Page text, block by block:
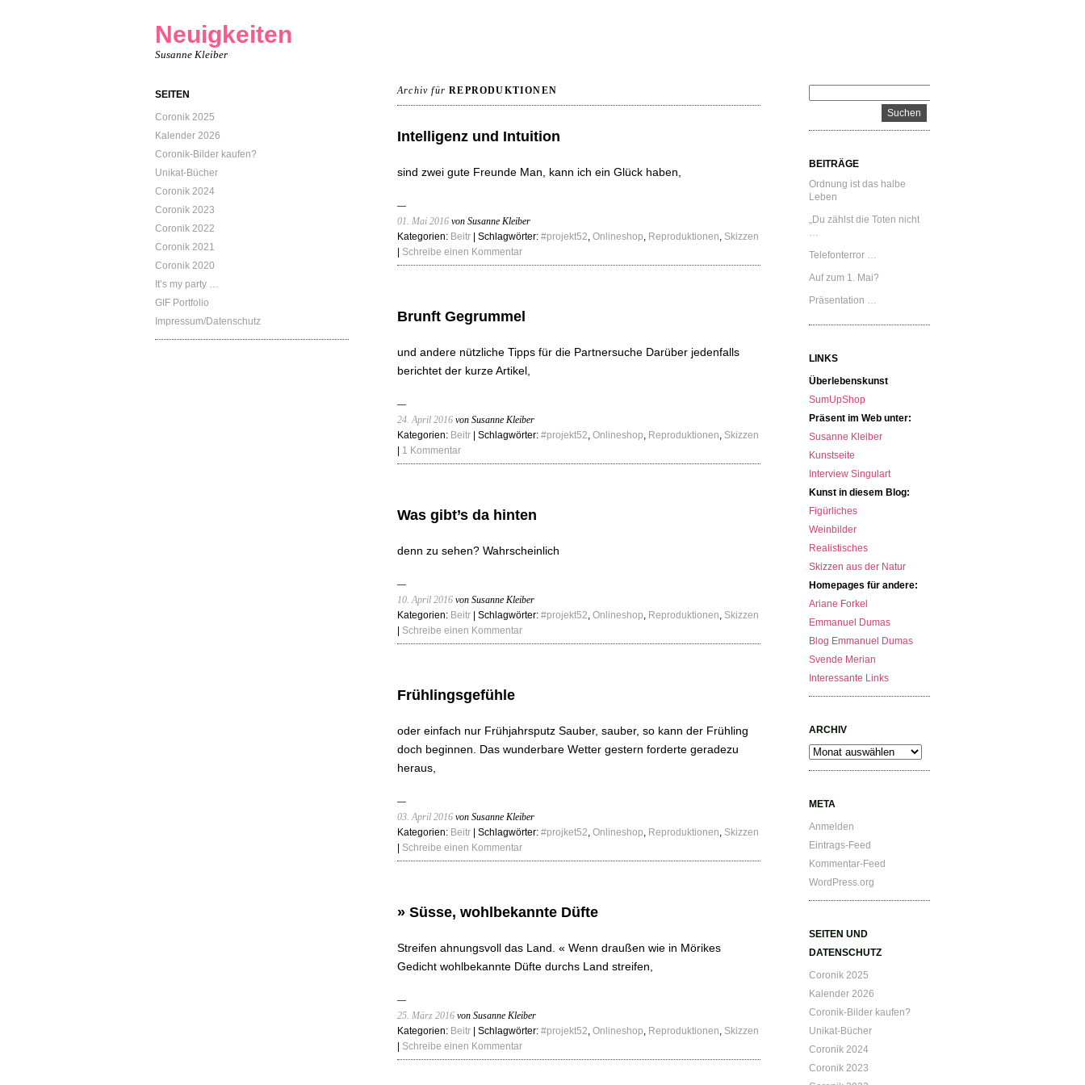
Neuigkeiten
Susanne Kleiber
SEITEN
Coronik 2025
Kalender 2026
Coronik-Bilder kaufen?
Unikat-Bücher
Coronik 2024
Coronik 2023
Coronik 2022
Coronik 2021
Coronik 2020
It’s my party …
GIF Portfolio
Impressum/Datenschutz
Archiv fürREPRODUKTIONEN
Intelligenz und Intuition
sind zwei gute Freunde Man, kann ich ein Glück haben,
01. Mai 2016 von Susanne Kleiber
Kategorien: Beitr | Schlagwörter: #projekt52, Onlineshop, Reproduktionen, Skizzen
Schreibe einen Kommentar
Brunft Gegrummel
und andere nützliche Tipps für die Partnersuche Darüber jedenfalls
berichtet der kurze Artikel,
24. April 2016 von Susanne Kleiber
Kategorien: Beitr | Schlagwörter: #projekt52, Onlineshop, Reproduktionen, Skizzen
1 Kommentar
Was gibt’s da hinten
denn zu sehen? Wahrscheinlich
10. April 2016 von Susanne Kleiber
Kategorien: Beitr | Schlagwörter: #projekt52, Onlineshop, Reproduktionen, Skizzen
Schreibe einen Kommentar
Frühlingsgefühle
oder einfach nur Frühjahrsputz Sauber, sauber, so kann der Frühling
doch beginnen. Das wunderbare Wetter gestern forderte geradezu
heraus,
03. April 2016 von Susanne Kleiber
Kategorien: Beitr | Schlagwörter: #projket52, Onlineshop, Reproduktionen, Skizzen
Schreibe einen Kommentar
» Süsse, wohlbekannte Düfte
Streifen ahnungsvoll das Land. « Wenn draußen wie in Mörikes
Gedicht wohlbekannte Düfte durchs Land streifen,
25. März 2016 von Susanne Kleiber
Kategorien: Beitr | Schlagwörter: #projekt52, Onlineshop, Reproduktionen, Skizzen
Schreibe einen Kommentar
BEITRÄGE
Ordnung ist das halbe
Leben
„Du zählst die Toten nicht
…
Telefonterror …
Auf zum 1. Mai?
Präsentation …
LINKS
Überlebenskunst
SumUpShop
Präsent im Web unter:
Susanne Kleiber
Kunstseite
Interview Singulart
Kunst in diesem Blog:
Figürliches
Weinbilder
Realistisches
Skizzen aus der Natur
Homepages für andere:
Ariane Forkel
Emmanuel Dumas
Blog Emmanuel Dumas
Svende Merian
Interessante Links
ARCHIV
Archiv
META
Anmelden
Eintrags-Feed
Kommentar-Feed
WordPress.org
SEITEN UND
DATENSCHUTZ
Coronik 2025
Kalender 2026
Coronik-Bilder kaufen?
Unikat-Bücher
Coronik 2024
Coronik 2023